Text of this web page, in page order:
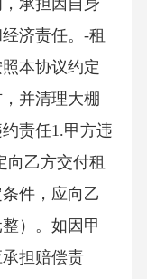
承担因自身
济责任。-租
本协议约定
并清理大棚
责任1.甲方违
向乙方交付租
件，应向乙
）。如因甲
担赔偿责